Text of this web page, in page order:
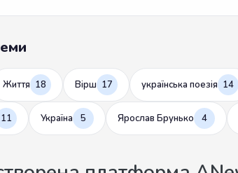
Життя 18 Вірш 17 українська поезія 14
11 Україна 5 Ярослав Брунько 4